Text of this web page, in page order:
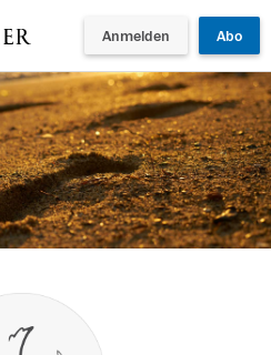
Anmelden Abo